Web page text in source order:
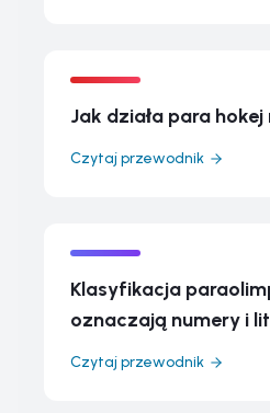
Jak działa para
Czytaj przewodnik
Klasyfikacja
oznaczają numery i
Czytaj przewodnik